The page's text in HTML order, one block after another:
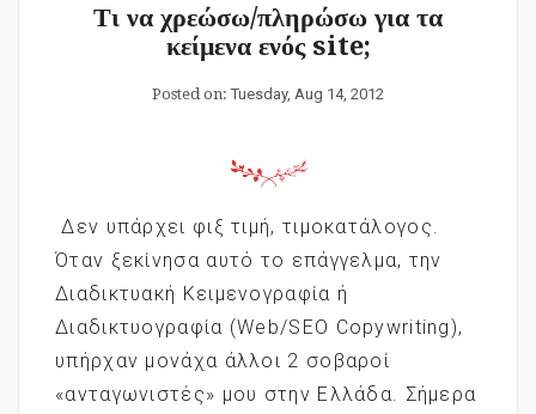
Τι να χρεώσω/πληρώσω για τα
κείμενα ενός site;
Posted on: Tuesday, Aug 14, 2012
Δεν υπάρχει φιξ τιμή, τιμοκατάλογος.
Όταν ξεκίνησα αυτό το επάγγελμα, την
Διαδικτυακή Κειμενογραφία ή
Διαδικτυογραφία (Web/SEO Copywriting),
υπήρχαν μονάχα άλλοι 2 σοβαροί
«ανταγωνιστές» μου στην Ελλάδα. Σήμερα